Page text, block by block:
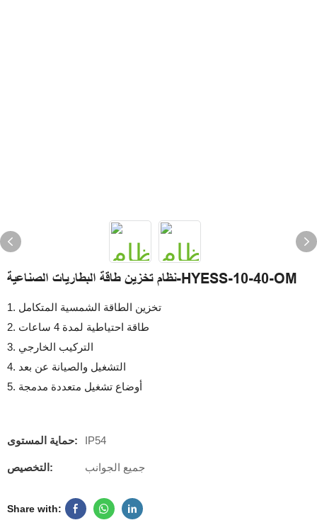
نظام تخزين طاقة البطاريات الصناعية-HYESS-10-40-OM
1. تخزين الطاقة الشمسية المتكامل
2. طاقة احتياطية لمدة 4 ساعات
3. التركيب الخارجي
4. التشغيل والصيانة عن بعد
5. أوضاع تشغيل متعددة مدمجة
حماية المستوى: IP54
التخصيص: جميع الجوانب
Share with: